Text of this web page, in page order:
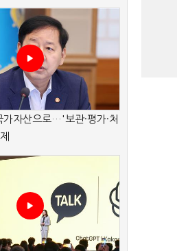
가자산으로…'보관·평가·처